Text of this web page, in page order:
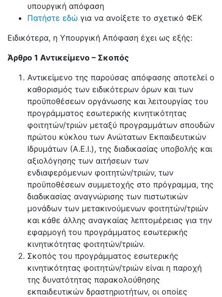
υπουργική απόφαση
Πατήστε εδώ για να ανοίξετε το σχετικό ΦΕΚ
Ειδικότερα, η Υπουργική Απόφαση έχει ως εξής:
Άρθρο 1 Αντικείμενο – Σκοπός
Αντικείμενο της παρούσας απόφασης αποτελεί ο
καθορισμός των ειδικότερων όρων και των
προϋποθέσεων οργάνωσης και λειτουργίας του
προγράμματος εσωτερικής κινητικότητας
φοιτητών/τριών μεταξύ προγραμμάτων σπουδών
πρώτου κύκλου των Ανώτατων Εκπαιδευτικών
Ιδρυμάτων (Α.Ε.Ι.), της διαδικασίας υποβολής και
αξιολόγησης των αιτήσεων των
ενδιαφερόμενων φοιτητών/τριών, των
προϋποθέσεων συμμετοχής στο πρόγραμμα, της
διαδικασίας αναγνώρισης των πιστωτικών
μονάδων των μετακινούμενων φοιτητών/τριών
και κάθε άλλης αναγκαίας λεπτομέρειας για την
εφαρμογή του προγράμματος εσωτερικής
κινητικότητας φοιτητών/τριών.
Σκοπός του προγράμματος εσωτερικής
κινητικότητας φοιτητών/τριών είναι η παροχή
της δυνατότητας παρακολούθησης
εκπαιδευτικών δραστηριοτήτων, οι οποίες